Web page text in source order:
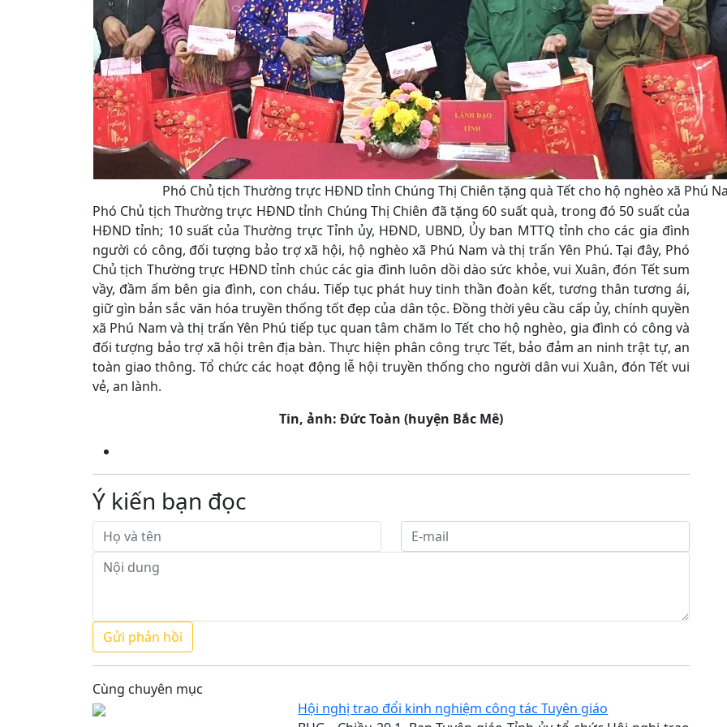
Phó Chủ tịch Thường trực HĐND tỉnh Chúng Thị Chiên tặng quà Tết cho hộ nghèo xã Phú
Phó Chủ tịch Thường trực HĐND tỉnh Chúng Thị Chiên đã tặng 60 suất quà, trong đó 50 suất của
HĐND tỉnh; 10 suất của Thường trực Tỉnh ủy, HĐND, UBND, Ủy ban MTTQ tỉnh cho các gia đình
người có công, đối tượng bảo trợ xã hội, hộ nghèo xã Phú Nam và thị trấn Yên Phú. Tại đây, Phó
Chủ tịch Thường trực HĐND tỉnh chúc các gia đình luôn dồi dào sức khỏe, vui Xuân, đón Tết sum
vầy, đầm ấm bên gia đình, con cháu. Tiếp tục phát huy tinh thần đoàn kết, tương thân tương ái,
giữ gìn bản sắc văn hóa truyền thống tốt đẹp của dân tộc. Đồng thời yêu cầu cấp ủy, chính quyền
xã Phú Nam và thị trấn Yên Phú tiếp tục quan tâm chăm lo Tết cho hộ nghèo, gia đình có công và
đối tượng bảo trợ xã hội trên địa bàn. Thực hiện phân công trực Tết, bảo đảm an ninh trật tự, an
toàn giao thông. Tổ chức các hoạt động lễ hội truyền thống cho người dân vui Xuân, đón Tết vui
vẻ, an lành.
Tin, ảnh: Đức Toàn (huyện Bắc Mê)
Ý kiến bạn đọc
Cùng chuyên mục
Hội nghị trao đổi kinh nghiệm công tác Tuyên giáo